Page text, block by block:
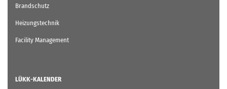
Brandschutz
Heizungstechnik
Facility Management
LÜKK-KALENDER